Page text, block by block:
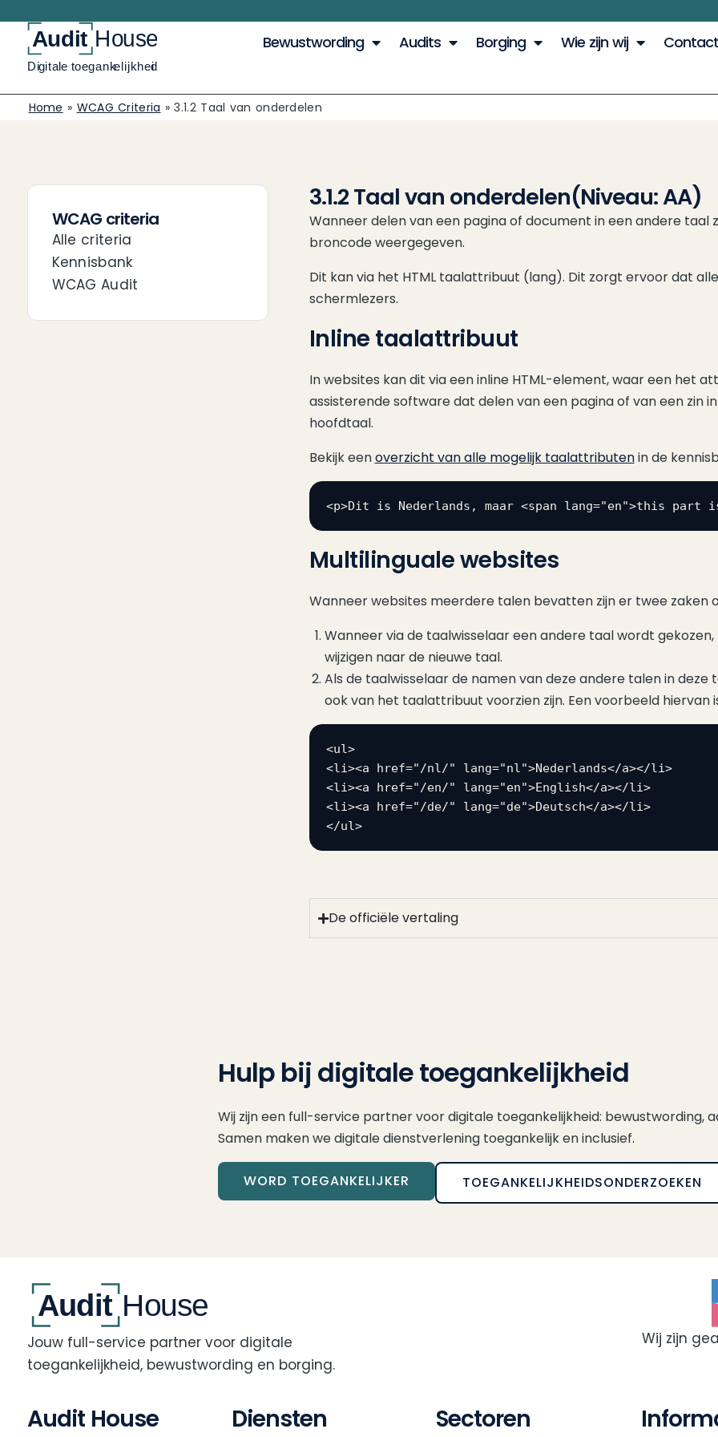
Bewustwording Audits Borging Wie zijn wij Contact
Home » WCAG Criteria »3.1.2 Taal van onderdelen
3.1.2 Taal van onderdelen(Niveau: AA)
Wanneer delen van een pagina of document in een andere taal
broncode weergegeven.
Dit kan via het HTML taalattribuut (lang). Dit zorgt ervoor dat
schermlezers.
Inline taalattribuut
In websites kan dit via een inline HTML-element, waar een het
assisterende software dat delen van een pagina of van een zin
hoofdtaal.
Bekijk eenoverzicht van alle mogelijk taalattributenin de
<p>Dit is Nederlands, maar <span lang="en">this part
Multilinguale websites
Wanneer websites meerdere talen bevatten zijn er twee zaken
Wanneer via de taalwisselaar een andere taal wordt
wijzigen naar de nieuwe taal.
Als de taalwisselaar de namen van deze andere talen in
ook van het taalattribuut voorzien zijn. Een voorbeeld hiervan
<ul>
<li><a href="/nl/" lang="nl">Nederlands</a></li>
<li><a href="/en/" lang="en">English</a></li>
<li><a href="/de/" lang="de">Deutsch</a></li>
</ul>
De officiële vertaling
WCAG criteria
Alle criteria
Kennisbank
WCAG Audit
Hulp bij digitale toegankelijkheid
Wij zijn een full-service partner voor digitale toegankelijkheid: bewustwording,
Samen maken we digitale dienstverlening toegankelijk en inclusief.
WORD TOEGANKELIJKER TOEGANKELIJKHEIDSONDERZOEKEN
Jouw full-service partner voor digitale
toegankelijkheid, bewustwording en borging.
Wij zijn
Audit House Diensten Sectoren